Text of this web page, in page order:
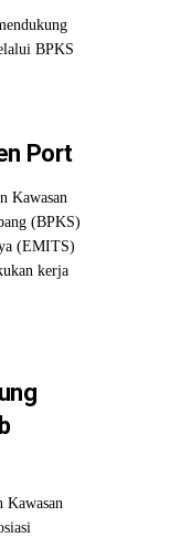
BPKS
Port
Kawasan
(BPKS)
(EMITS)
kerja
Kawasan